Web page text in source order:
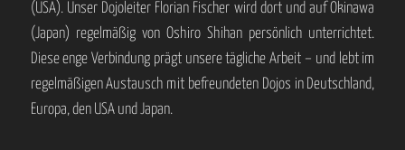
(USA). Unser Dojoleiter Florian Fischer wird dort und auf Okinawa
(Japan) regelmäßig von Oshiro Shihan persönlich unterrichtet.
Diese enge Verbindung prägt unsere tägliche Arbeit – und lebt im
regelmäßigen Austausch mit befreundeten Dojos in Deutschland,
Europa, den USA und Japan.